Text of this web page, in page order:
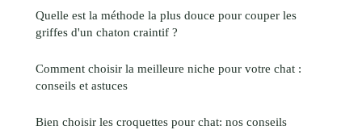
Quelle est la méthode la plus douce pour couper les
griffes d'un chaton craintif ?
Comment choisir la meilleure niche pour votre chat :
conseils et astuces
Bien choisir les croquettes pour chat: nos conseils